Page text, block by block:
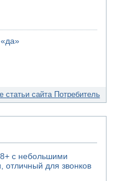
статьи сайта Потребитель
с небольшими
отличный для звонков